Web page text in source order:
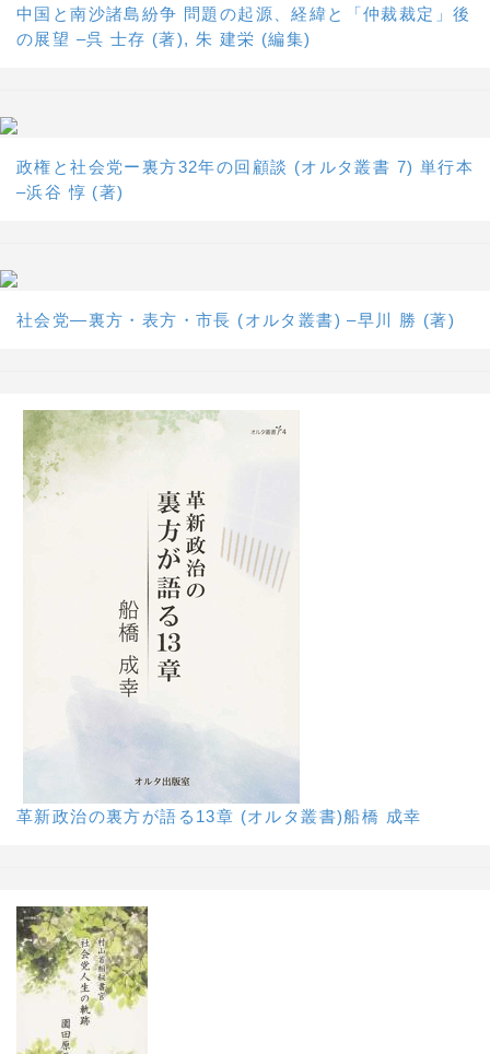
中国と南沙諸島紛争 問題の起源、経緯と「仲裁裁定」後
の展望 –呉 士存 (著), 朱 建栄 (編集)
政権と社会党ー裏方32年の回顧談 (オルタ叢書 7) 単行本
–浜谷 惇 (著)
社会党―裏方・表方・市長 (オルタ叢書) –早川 勝 (著)
革新政治の裏方が語る13章 (オルタ叢書)船橋 成幸